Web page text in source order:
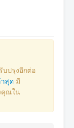
บปรุงอีกต่อ
สุด มี
คุณใน